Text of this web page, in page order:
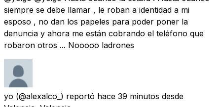
siempre se debe llamar , le roban a identidad a mi
esposo , no dan los papeles para poder poner la
denuncia y ahora me están cobrando el teléfono que
robaron otros ... Nooooo ladrones
yo (@alexalco_) reportó hace 39 minutos desde